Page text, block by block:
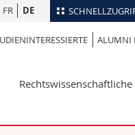
Personenverzeichnis
Bibliotheken
FR DE
ALUMNI